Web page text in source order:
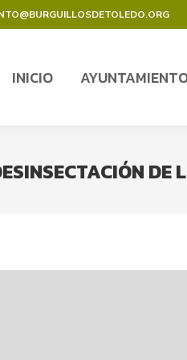
INICIO
DE
INICIO